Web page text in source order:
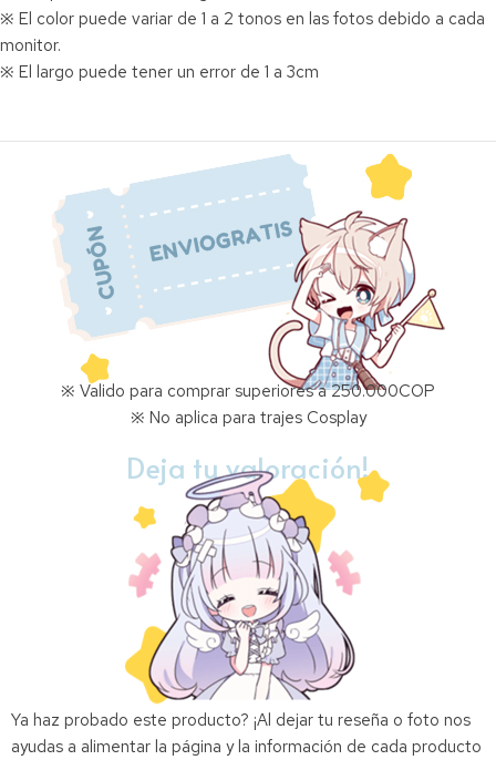
※ El color puede variar de 1 a 2 tonos en las fotos debido a cada
monitor.
※ El largo puede tener un error de 1 a 3cm
※ Valido para comprar superiores a 250.000COP
※ No aplica para trajes Cosplay
Deja tu valoración!
Ya haz probado este producto? ¡Al dejar tu reseña o foto nos
ayudas a alimentar la página y la información de cada producto